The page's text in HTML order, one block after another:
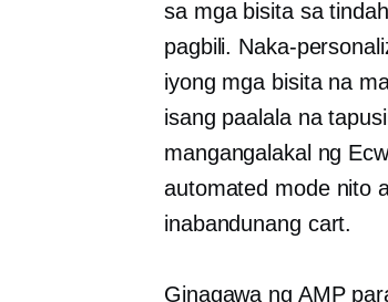
sa mga bisita sa
pagbili. Naka-
iyong mga bisita na
isang paalala na
mangangalakal ng
automated mode nito
inabandunang cart.
Ginagawa ng AMP